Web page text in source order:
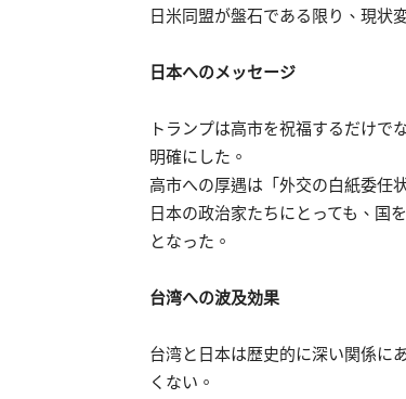
日米同盟が盤石である限り、現状
日本へのメッセージ
トランプは高市を祝福するだけで
明確にした。
高市への厚遇は「外交の白紙委任
日本の政治家たちにとっても、国
となった。
台湾への波及効果
台湾と日本は歴史的に深い関係に
くない。